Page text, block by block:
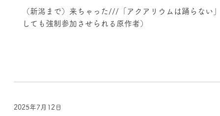
（新潟まで）来ちゃった///「アクアリウムは踊らない
しても強制参加させられる原作者）
2025年7月12日